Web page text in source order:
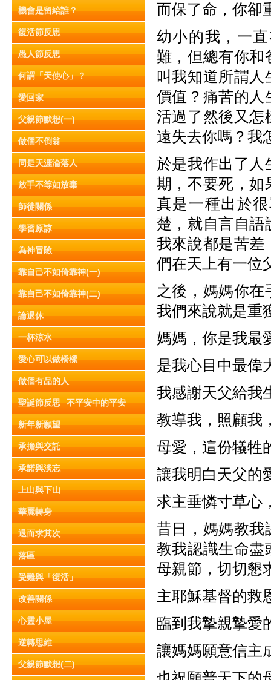
機會是留給誰？
復活節反思
愚人節反思
何謂「天使心」？
愛回家
父親節默想(一)
做個不倒翁
同是天涯淪落人
放手不等如放棄
師徒關係
學習原諒
為神冒險
靠自己不如倚靠神(一)
靠自己不如倚靠神(二)
論退休
一杯涼水
愛心可以做橋樑
做個有品的人
聖誕節反思─不平安中的平安
新年新願望
承擔與交託
承諾與淡忘
上山與下山
華麗轉身
退而求其次
落區
受難與「復活」
改善關係
心靈小屋
逆轉思維
父親節默想(二)
而保了命，你卻
幼小的我，一
難，但總有你和
叫我知道所謂人
價值？痛苦的人
活過了然後又怎
遠失去你嗎？我
於是我作出了人
期，不要死，如
真是一種出於
楚，就自言自語
我來說都是苦差
們在天上有一位
之後，媽媽你
我們來說就是
媽媽，你是我最
是我心目中最偉
我感謝天父給我
教導我，照顧我
母愛，這份犠牲
讓我明白天父的
求主垂憐寸草心
昔日，媽媽教我
教我認識生命盡
母親節，切切懇
主耶穌基督的救
臨到我摯親摯愛
讓媽媽願意信主